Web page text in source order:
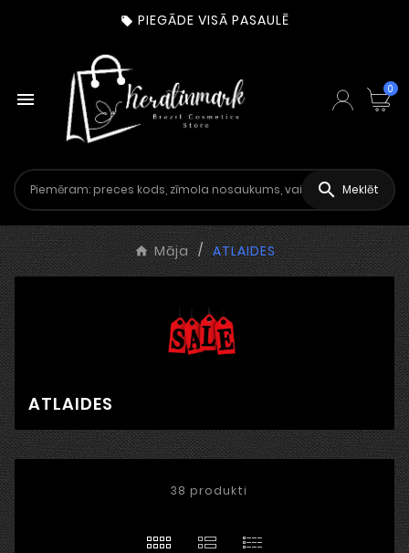
 PIEGĀDE VISĀ PASAULĒ
 0
 Meklēt
Māja ATLAIDES
ATLAIDES
38 produkti